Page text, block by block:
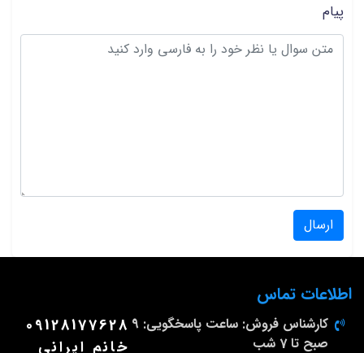
پیام
ارسال
اطلاعات تماس
کارشناس فروش: ساعت پاسخگویی: 9
صبح تا 7 شب
09128177628
خانم ایرانی